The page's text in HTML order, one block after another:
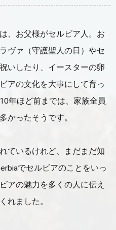
、お父様がセルビア人。お
ヴァ（守護聖人の日）やセ
いしたり、イースターの卵
アの文化を大事にして育っ
年ほど前までは、家族全員
かったそうです。
ているけれど、まだまだ知
でセルビアのことをいっ
アの魅力を多くの人に伝え
れました。